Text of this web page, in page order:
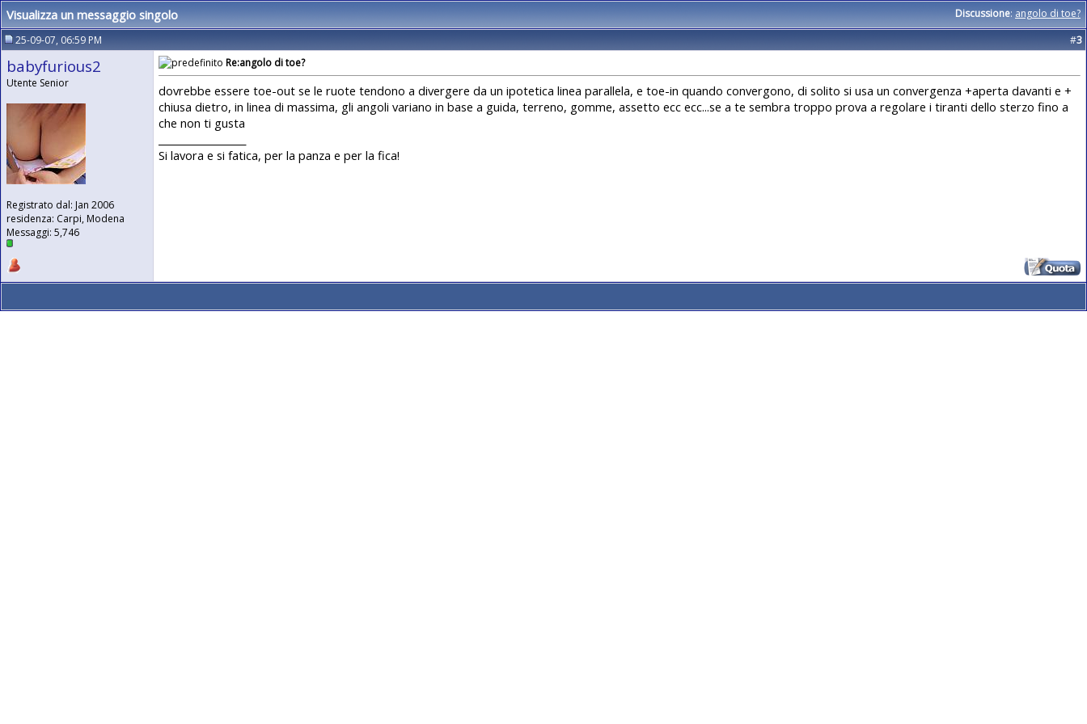
Discussione: angolo di toe?
Visualizza un messaggio singolo
25-09-07, 06:59 PM #3
babyfurious2
Utente Senior
Registrato dal: Jan 2006
residenza: Carpi, Modena
Messaggi: 5,746
Re:angolo di toe?
dovrebbe essere toe-out se le ruote tendono a divergere da un ipotetica linea parallela, e toe-in quando convergono, di solito si usa un convergenza +aperta davanti e +
chiusa dietro, in linea di massima, gli angoli variano in base a guida, terreno, gomme, assetto ecc ecc...se a te sembra troppo prova a regolare i tiranti dello sterzo fino a
che non ti gusta
Si lavora e si fatica, per la panza e per la fica!